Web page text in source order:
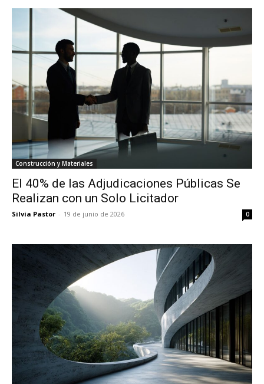
Construcción y Materiales
El 40% de las Adjudicaciones Públicas Se
Realizan con un Solo Licitador
Silvia Pastor - 19 de junio de 2026 0